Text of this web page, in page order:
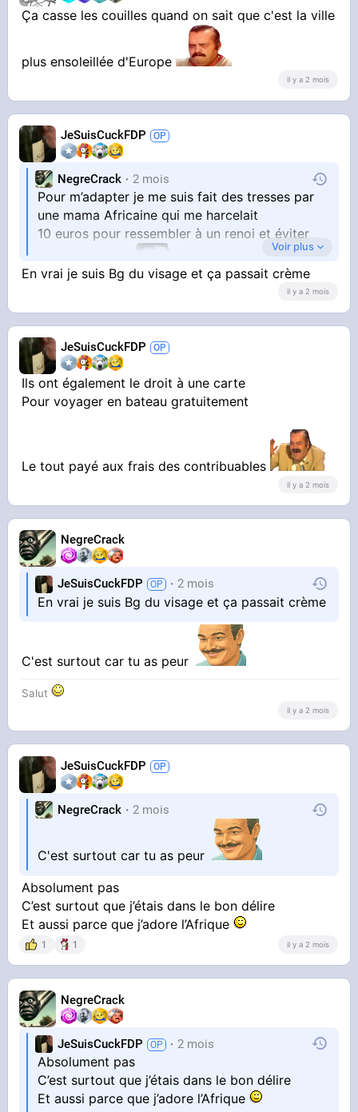
Ça casse les couilles quand on sait que c'est la ville
plus ensoleillée d'Europe
il y a 2 mois
JeSuisCuckFDP
NegreCrack 2 mois
Pour m’adapter je me suis fait des tresses par
une mama Africaine qui me harcelait
10 euros pour ressembler à un renoi et éviter
les problèmes
Voir plus
En vrai je suis Bg du visage et ça passait crème
il y a 2 mois
JeSuisCuckFDP
Ils ont également le droit à une carte
Pour voyager en bateau gratuitement
Le tout payé aux frais des contribuables
il y a 2 mois
NegreCrack
JeSuisCuckFDP 2 mois
En vrai je suis Bg du visage et ça passait crème
C'est surtout car tu as peur
Salut
il y a 2 mois
JeSuisCuckFDP
NegreCrack 2 mois
C'est surtout car tu as peur
Absolument pas
C’est surtout que j’étais dans le bon délire
Et aussi parce que j’adore l’Afrique
1 1 il y a 2 mois
NegreCrack
JeSuisCuckFDP 2 mois
Absolument pas
C’est surtout que j’étais dans le bon délire
Et aussi parce que j’adore l’Afrique